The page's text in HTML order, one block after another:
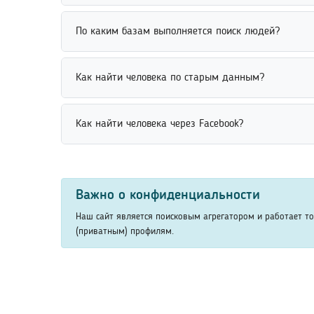
хранения и обработки данных.
Поиск человека по дате рождения выполняется
По каким базам выполняется поиск людей?
Поиск людей выполняется по открытым базам
пользователей.
Как найти человека по старым данным?
Найти человека по старым данным можно через
Как найти человека через Facebook?
просматривать доступные профили
Важно о конфиденциальности
Наш сайт является поисковым агрегатором и работает
(приватным) профилям.